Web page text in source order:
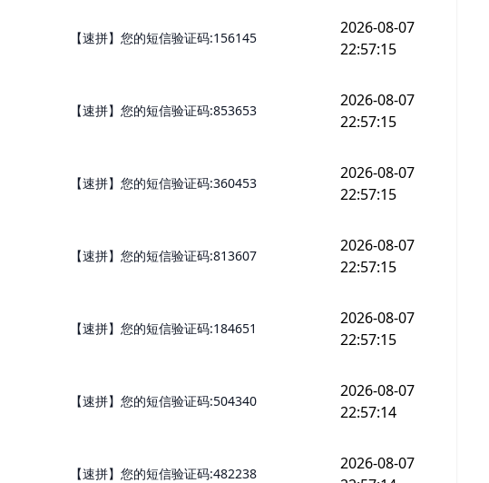
【速拼】您的短信验证码:156145
2026-08-07
22:57:15
【速拼】您的短信验证码:853653
2026-08-07
22:57:15
【速拼】您的短信验证码:360453
2026-08-07
22:57:15
【速拼】您的短信验证码:813607
2026-08-07
22:57:15
【速拼】您的短信验证码:184651
2026-08-07
22:57:15
【速拼】您的短信验证码:504340
2026-08-07
22:57:14
【速拼】您的短信验证码:482238
2026-08-07